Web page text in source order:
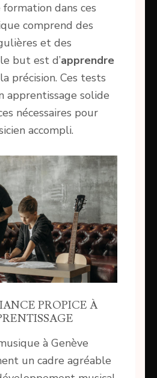
dans ces
comprend des
et des
but est d’apprendre
précision. Ces tests
apprentissage solide
nécessaires pour
accompli.
PROPICE À
à Genève
un cadre agréable